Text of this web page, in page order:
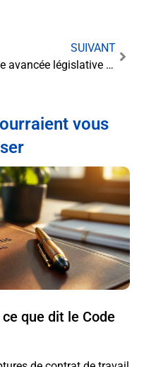
SUIVANT
Une avancée législative majeure : le Parlement européen scelle le devoir de vigilance des entreprises
vous
que dit le Code